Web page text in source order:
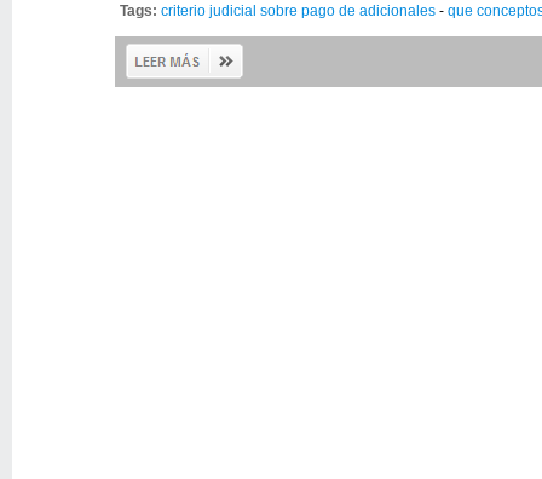
Tags: criterio judicial sobre pago de adicionales - que